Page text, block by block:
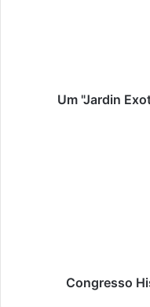
Um "Jardin
Congresso